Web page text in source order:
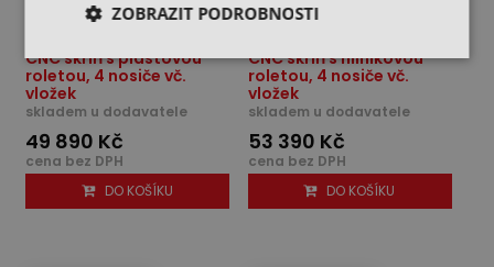
CNC skříň s plastovou
roletou, 4 nosiče vč.
vložek
skladem u dodavatele
49 890 Kč
cena bez DPH
DO KOŠÍKU
CNC skříň s hliníkovou
roletou, 4 nosiče vč.
vložek
skladem u dodavatele
53 390 Kč
cena bez DPH
DO KOŠÍKU
ZOBRAZIT PODROBNOSTI